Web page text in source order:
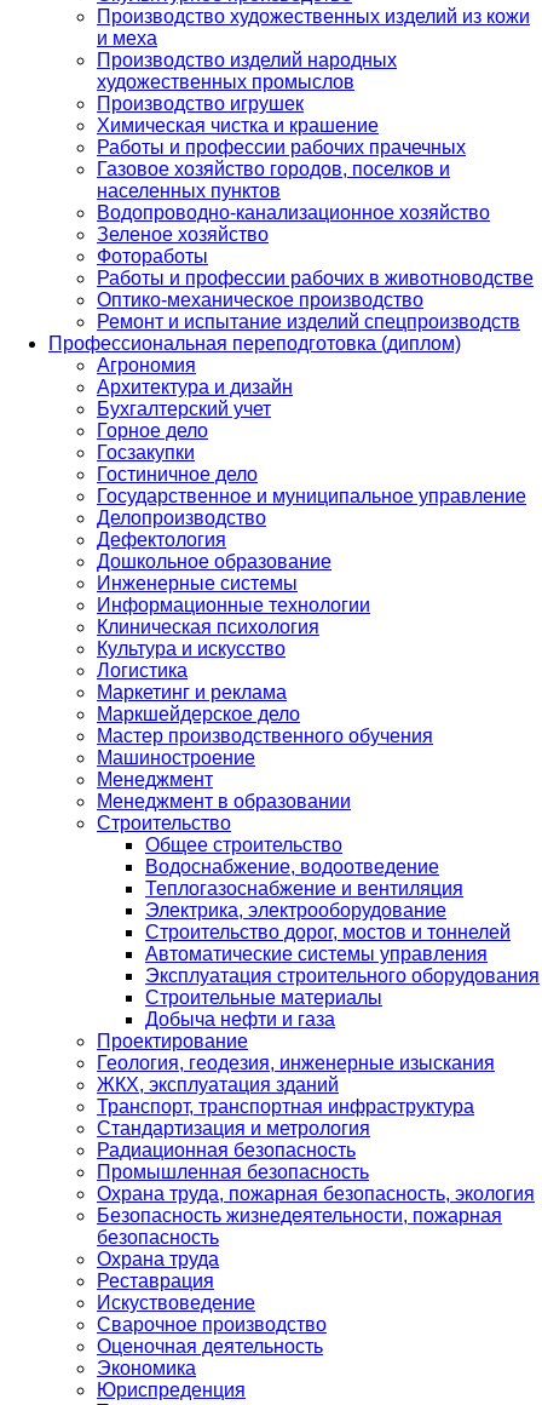
Производство художественных изделий из кожи
и меха
Производство изделий народных
художественных промыслов
Производство игрушек
Химическая чистка и крашение
Работы и профессии рабочих прачечных
Газовое хозяйство городов, поселков и
населенных пунктов
Водопроводно-канализационное хозяйство
Зеленое хозяйство
Фотоработы
Работы и профессии рабочих в животноводстве
Оптико-механическое производство
Ремонт и испытание изделий спецпроизводств
Профессиональная переподготовка (диплом)
Агрономия
Архитектура и дизайн
Бухгалтерский учет
Горное дело
Госзакупки
Гостиничное дело
Государственное и муниципальное управление
Делопроизводство
Дефектология
Дошкольное образование
Инженерные системы
Информационные технологии
Клиническая психология
Культура и искусство
Логистика
Маркетинг и реклама
Маркшейдерское дело
Мастер производственного обучения
Машиностроение
Менеджмент
Менеджмент в образовании
Строительство
Общее строительство
Водоснабжение, водоотведение
Теплогазоснабжение и вентиляция
Электрика, электрооборудование
Строительство дорог, мостов и тоннелей
Автоматические системы управления
Эксплуатация строительного оборудования
Строительные материалы
Добыча нефти и газа
Проектирование
Геология, геодезия, инженерные изыскания
ЖКХ, эксплуатация зданий
Транспорт, транспортная инфраструктура
Стандартизация и метрология
Радиационная безопасность
Промышленная безопасность
Охрана труда, пожарная безопасность, экология
Безопасность жизнедеятельности, пожарная
безопасность
Охрана труда
Реставрация
Искуствоведение
Сварочное производство
Оценочная деятельность
Экономика
Юриспреденция